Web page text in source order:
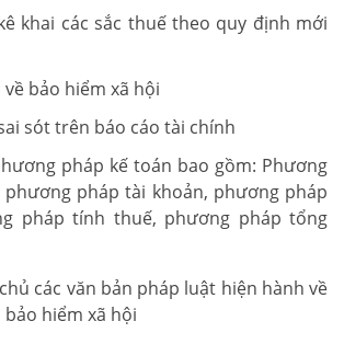
khai các sắc thuế theo quy định mới
về bảo hiểm xã hội
sót trên báo cáo tài chính
pháp kế toán bao gồm: Phương
pháp tài khoản, phương pháp
pháp tính thuế, phương pháp tổng
các văn bản pháp luật hiện hành về
hiểm xã hội